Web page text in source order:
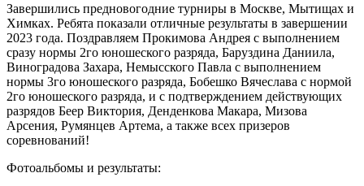
Завершились предновогодние турниры в Москве, Мытищах и
Химках. Ребята показали отличные результаты в завершении
2023 года. Поздравляем Прокимова Андрея с выполнением
сразу нормы 2го юношеского разряда, Баруздина Даниила,
Виноградова Захара, Немысского Павла с выполнением
нормы 3го юношеского разряда, Бобешко Вячеслава с нормой
2го юношеского разряда, и с подтверждением действующих
разрядов Беер Виктория, Денденкова Макара, Мизова
Арсения, Румянцев Артема, а также всех призеров
соревнований!
Фотоальбомы и результаты: